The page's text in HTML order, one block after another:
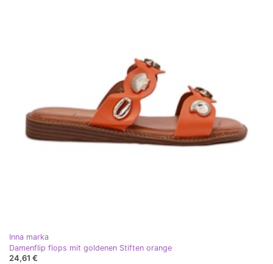
Inna marka
Damenflip flops mit goldenen Stiften orange
24,61 €